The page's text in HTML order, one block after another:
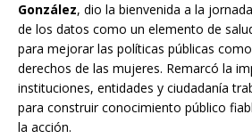
González, dio la bienvenida a la
de los datos como un elemento de
para mejorar las políticas públicas
derechos de las mujeres. Remarcó la
instituciones, entidades y ciudadanía
para construir conocimiento público
la acción.